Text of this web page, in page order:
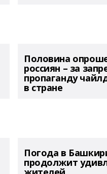
Половина
россиян – за
пропаганду
в стране
Погода в
продолжит